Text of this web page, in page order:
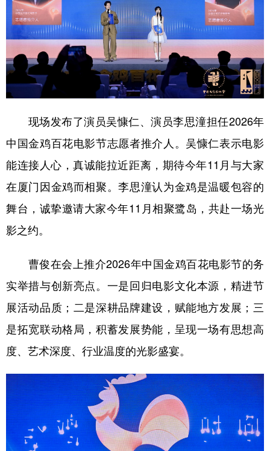
现场发布了演员吴慷仁、演员李思潼担任2026年
中国金鸡百花电影节志愿者推介人。吴慷仁表示电影
能连接人心，真诚能拉近距离，期待今年11月与大家
在厦门因金鸡而相聚。李思潼认为金鸡是温暖包容的
舞台，诚挚邀请大家今年11月相聚鹭岛，共赴一场光
影之约。
曹俊在会上推介2026年中国金鸡百花电影节的务
实举措与创新亮点。一是回归电影文化本源，精进节
展活动品质；二是深耕品牌建设，赋能地方发展；三
是拓宽联动格局，积蓄发展势能，呈现一场有思想高
度、艺术深度、行业温度的光影盛宴。